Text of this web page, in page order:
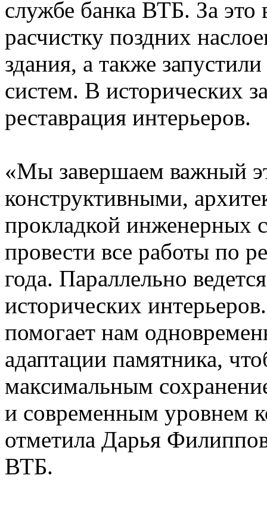
службе банка ВТБ. За
расчистку поздних
здания, а также
систем. В исторических
реставрация интерьеров.
«Мы завершаем важный
конструктивными,
прокладкой инженерных
провести все работы по
года. Параллельно
исторических
помогает нам
адаптации памятника,
максимальным
и современным уровнем
отметила Дарья
ВТБ.